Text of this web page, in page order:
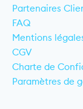
Partenaires
FAQ
Mentions
CGV
Charte de
Paramètres de